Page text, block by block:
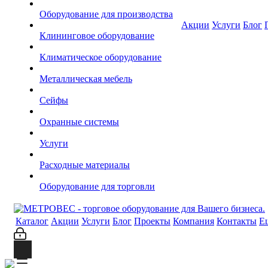
Оборудование для производства
Клининговое оборудование
Климатическое оборудование
Металлическая мебель
Сейфы
Охранные системы
Услуги
Расходные материалы
Оборудование для торговли
Акции Услуги Блог
Каталог Акции Услуги Блог Проекты Компания Контакты